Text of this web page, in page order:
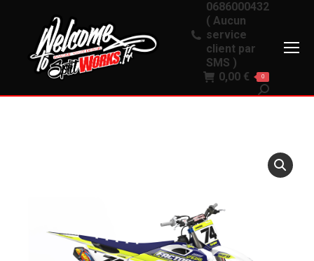
0686000432
( Aucun
service
client par
SMS )
0,00 € 0
Recherche